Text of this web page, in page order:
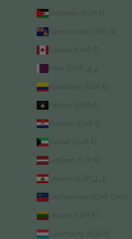
Jordanien (EUR €)
Kaimaninseln (KYD $)
Kanada (CAD $)
Kolumbien (EUR €)
Kroatien (EUR €)
Kuwait (EUR €)
Lettland (EUR €)
Liechtenstein (CHF CHF)
Litauen (EUR €)
Luxemburg (EUR €)